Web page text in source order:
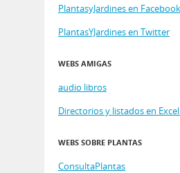
PlantasyJardines en Facebook
PlantasYJardines en Twitter
WEBS AMIGAS
audio libros
Directorios y listados en
WEBS SOBRE PLANTAS
ConsultaPlantas